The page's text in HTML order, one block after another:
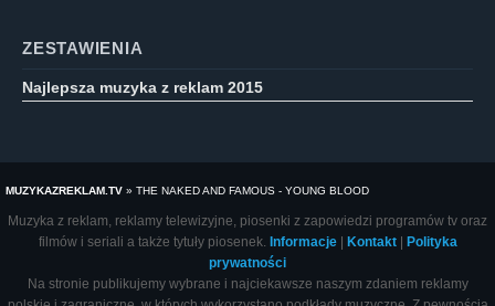
ZESTAWIENIA
Najlepsza muzyka z reklam 2015
MUZYKAZREKLAM.TV » THE NAKED AND FAMOUS - YOUNG BLOOD
Muzyka z reklam, reklamy telewizyjne, piosenki z zapowiedzi programów tv oraz
filmów i seriali a także tytuły piosenek. Informacje| Kontakt|
Polityka
prywatności
Na stronie publikujemy wybrane i najciekawsze naszym zdaniem reklamy